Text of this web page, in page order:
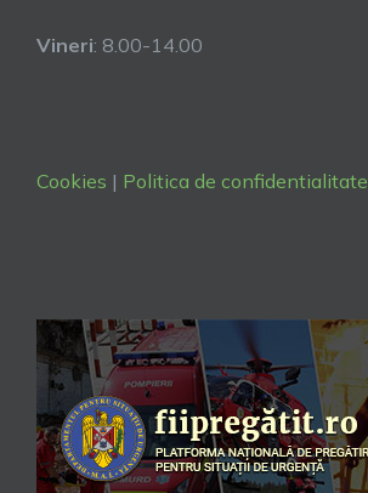
Vineri: 8.00-14.00
Cookies | Politica de confidentialitate